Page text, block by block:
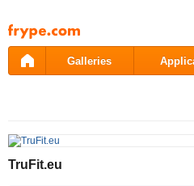
Pāriet
uz
saturu
Galleries
TruFit.eu